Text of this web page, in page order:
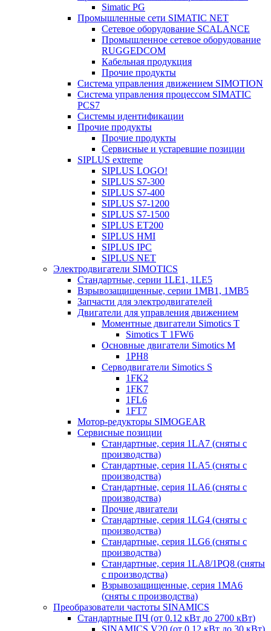
Simatic PG
Промышленные сети SIMATIC NET
Сетевое оборудование SCALANCE
Промышленное сетевое оборудование
RUGGEDCOM
Кабельная продукция
Прочие продукты
Система управления движением SIMOTION
Система управления процессом SIMATIC
PCS7
Системы идентификации
Прочие продукты
Прочие продукты
Сервисные и устаревшие позиции
SIPLUS extreme
SIPLUS LOGO!
SIPLUS S7-300
SIPLUS S7-400
SIPLUS S7-1200
SIPLUS S7-1500
SIPLUS ET200
SIPLUS HMI
SIPLUS IPC
SIPLUS NET
Электродвигатели SIMOTICS
Стандартные, серии 1LE1, 1LE5
Взрывозащищенные, серии 1MB1, 1MB5
Запчасти для электродвигателей
Двигатели для управления движением
Моментные двигатели Simotics T
Simotics T 1FW6
Основные двигатели Simotics M
1PH8
Серводвигатели Simotics S
1FK2
1FK7
1FL6
1FT7
Мотор-редукторы SIMOGEAR
Сервисные позиции
Стандартные, серия 1LA7 (сняты с
производства)
Стандартные, серия 1LA5 (сняты с
производства)
Стандартные, серия 1LA6 (сняты с
производства)
Прочие двигатели
Стандартные, серия 1LG4 (сняты с
производства)
Стандартные, серия 1LG6 (сняты с
производства)
Стандартные, серия 1LA8/1PQ8 (сняты
с производства)
Взрывозащищенные, серия 1MA6
(сняты с производства)
Преобразователи частоты SINAMICS
Стандартные ПЧ (от 0.12 кВт до 2700 кВт)
SINAMICS V20 (от 0.12 кВт до 30 кВт)